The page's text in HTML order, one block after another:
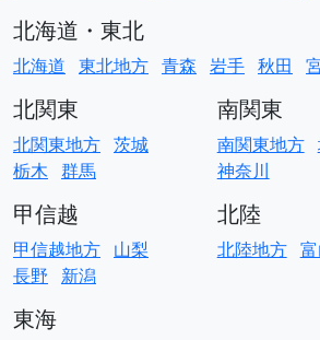
北海道・東北
北海道 東北地方 青森 岩手 秋田
北関東
北関東地方 茨城
栃木 群馬
南関東
南関東地方
神奈川
甲信越
甲信越地方 山梨
長野
新潟
北陸
北陸地方
東海